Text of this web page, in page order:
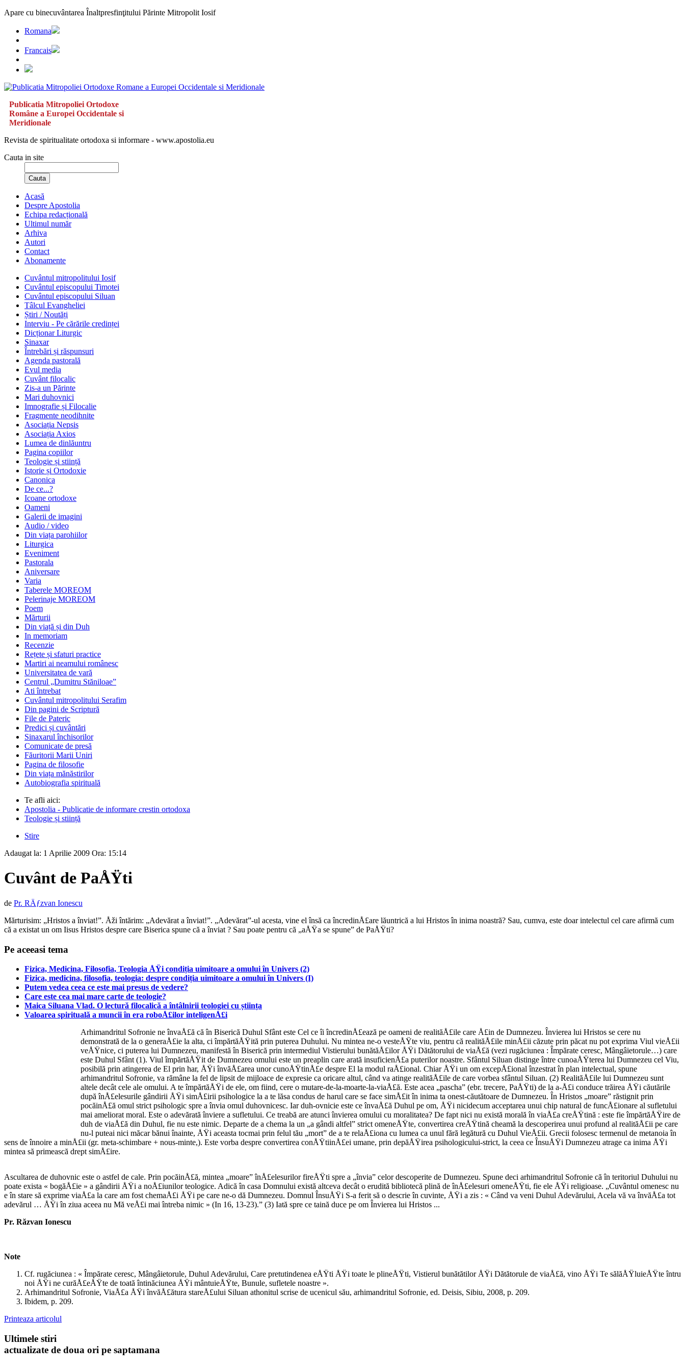
Apare cu binecuvântarea Înaltpresfinţitului Părinte Mitropolit Iosif
Romana
Francais
Publicatia Mitropoliei Ortodoxe
Române a Europei Occidentale si
Meridionale
Revista de spiritualitate ortodoxa si informare - www.apostolia.eu
Cauta in site
Cauta
Acasă
Despre Apostolia
Echipa redacțională
Ultimul număr
Arhiva
Autori
Contact
Abonamente
Cuvântul mitropolitului Iosif
Cuvântul episcopului Timotei
Cuvântul episcopului Siluan
Tâlcul Evangheliei
Știri / Noutăți
Interviu - Pe cărările credinței
Dicționar Liturgic
Sinaxar
Întrebări și răspunsuri
Agenda pastorală
Evul media
Cuvânt filocalic
Zis-a un Părinte
Mari duhovnici
Imnografie și Filocalie
Fragmente neodihnite
Asociația Nepsis
Asociația Axios
Lumea de dinlăuntru
Pagina copiilor
Teologie și stiință
Istorie și Ortodoxie
Canonica
De ce...?
Icoane ortodoxe
Oameni
Galerii de imagini
Audio / video
Din viața parohiilor
Liturgica
Eveniment
Pastorala
Aniversare
Varia
Taberele MOREOM
Pelerinaje MOREOM
Poem
Mărturii
Din viață și din Duh
In memoriam
Recenzie
Rețete și sfaturi practice
Martiri ai neamului românesc
Universitatea de vară
Centrul „Dumitru Stăniloae”
Ati întrebat
Cuvântul mitropolitului Serafim
Din pagini de Scriptură
File de Pateric
Predici și cuvântări
Sinaxarul închisorilor
Comunicate de presă
Făuritorii Marii Uniri
Pagina de filosofie
Din viața mănăstirilor
Autobiografia spirituală
Te afli aici:
Apostolia - Publicatie de informare crestin ortodoxa
Teologie și stiință
Stire
Adaugat la: 1 Aprilie 2009 Ora: 15:14
Cuvânt de PaÅŸti
de Pr. RÄƒzvan Ionescu
Mărturisim: „Hristos a înviat!”. Åži întărim: „Adevărat a înviat!”. „Adevărat”-ul acesta, vine el însă ca încredinÅ£are lăuntrică a lui Hristos în inima noastră? Sau, cumva, este doar intelectul cel care afirmă cum
că a existat un om Iisus Hristos despre care Biserica spune că a înviat ? Sau poate pentru că „aÅŸa se spune” de PaÅŸti?
Pe aceeasi tema
Fizica, Medicina, Filosofia, Teologia ÅŸi condiția uimitoare a omului în Univers (2)
Fizica, medicina, filosofia, teologia: despre condiția uimitoare a omului în Univers (I)
Putem vedea ceea ce este mai presus de vedere?
Care este cea mai mare carte de teologie?
Maica Siluana Vlad. O lectură filocalică a întâlnirii teologiei cu știința
Valoarea spirituală a muncii în era roboÅ£ilor inteligenÅ£i
Arhimandritul Sofronie ne învaÅ£ă că în Biserică Duhul Sfânt este Cel ce îi încredinÅ£ează pe oameni de realităÅ£ile care Å£in de Dumnezeu. Învierea lui Hristos se cere nu
demonstrată de la o generaÅ£ie la alta, ci împărtăÅŸită prin puterea Duhului. Nu mintea ne-o vesteÅŸte viu, pentru că realităÅ£ile minÅ£ii căzute prin păcat nu pot exprima Viul vieÅ£ii
veÅŸnice, ci puterea lui Dumnezeu, manifestă în Biserică prin intermediul Vistierului bunătăÅ£ilor ÅŸi Dătătorului de viaÅ£ă (vezi rugăciunea : Împărate ceresc, Mângâietorule…) care
este Duhul Sfânt (1). Viul împărtăÅŸit de Dumnezeu omului este un preaplin care arată insuficienÅ£a puterilor noastre. Sfântul Siluan distinge între cunoaÅŸterea lui Dumnezeu cel Viu,
posibilă prin atingerea de El prin har, ÅŸi învăÅ£area unor cunoÅŸtinÅ£e despre El la modul raÅ£ional. Chiar ÅŸi un om excepÅ£ional înzestrat în plan intelectual, spune
arhimandritul Sofronie, va rămâne la fel de lipsit de mijloace de expresie ca oricare altul, când va atinge realităÅ£ile de care vorbea sfântul Siluan. (2) RealităÅ£ile lui Dumnezeu sunt
altele decât cele ale omului. A te împărtăÅŸi de ele, om fiind, cere o mutare-de-la-moarte-la-viaÅ£ă. Este acea „pascha” (ebr. trecere, PaÅŸti) de la a-Å£i conduce trăirea ÅŸi căutările
după înÅ£elesurile gândirii ÅŸi simÅ£irii psihologice la a te lăsa condus de harul care se face simÅ£it în inima ta onest-căutătoare de Dumnezeu. În Hristos „moare” răstignit prin
pocăinÅ£ă omul strict psihologic spre a învia omul duhovnicesc. Iar duh-ovnicie este ce învaÅ£ă Duhul pe om, ÅŸi nicidecum acceptarea unui chip natural de funcÅ£ionare al sufletului
mai ameliorat moral. Este o adevărată înviere a sufletului. Ce treabă are atunci învierea omului cu moralitatea? De fapt nici nu există morală în viaÅ£a creÅŸtină : este fie împărtăÅŸire de
duh de viaÅ£ă din Duhul, fie nu este nimic. Departe de a chema la un „a gândi altfel” strict omeneÅŸte, convertirea creÅŸtină cheamă la descoperirea unui profund al realităÅ£ii pe care
nu-l puteai nici măcar bănui înainte, ÅŸi aceasta tocmai prin felul tău „mort” de a te relaÅ£iona cu lumea ca unul fără legătură cu Duhul VieÅ£ii. Grecii folosesc termenul de metanoia în
sens de înnoire a minÅ£ii (gr. meta-schimbare + nous-minte,). Este vorba despre convertirea conÅŸtiinÅ£ei umane, prin depăÅŸirea psihologicului-strict, la ceea ce ÎnsuÅŸi Dumnezeu atrage ca inima ÅŸi
mintea să primească drept simÅ£ire.
Ascultarea de duhovnic este o astfel de cale. Prin pocăinÅ£ă, mintea „moare” înÅ£elesurilor fireÅŸti spre a „învia” celor descoperite de Dumnezeu. Spune deci arhimandritul Sofronie că în teritoriul Duhului nu
poate exista « bogăÅ£ie » a gândirii ÅŸi a noÅ£iunilor teologice. Adică în casa Domnului există altceva decât o erudită bibliotecă plină de înÅ£elesuri omeneÅŸti, fie ele ÅŸi religioase. „Cuvântul omenesc nu
e în stare să exprime viaÅ£a la care am fost chemaÅ£i ÅŸi pe care ne-o dă Dumnezeu. Domnul ÎnsuÅŸi S-a ferit să o descrie în cuvinte, ÅŸi a zis : « Când va veni Duhul Adevărului, Acela vă va învăÅ£a tot
adevărul … ÅŸi în ziua aceea nu Mă veÅ£i mai întreba nimic » (In 16, 13-23).” (3) Iată spre ce taină duce pe om Învierea lui Hristos ...
Pr. Răzvan Ionescu
Note
Cf. rugăciunea : « Împărate ceresc, Mângâietorule, Duhul Adevărului, Care pretutindenea eÅŸti ÅŸi toate le plineÅŸti, Vistierul bunătătilor ÅŸi Dătătorule de viaÅ£ă, vino ÅŸi Te sălăÅŸluieÅŸte întru
noi ÅŸi ne curăÅ£eÅŸte de toată întinăciunea ÅŸi mântuieÅŸte, Bunule, sufletele noastre ».
Arhimandritul Sofronie, ViaÅ£a ÅŸi învăÅ£ătura stareÅ£ului Siluan athonitul scrise de ucenicul său, arhimandritul Sofronie, ed. Deisis, Sibiu, 2008, p. 209.
Ibidem, p. 209.
Printeaza articolul
Ultimele stiri
actualizate de doua ori pe saptamana